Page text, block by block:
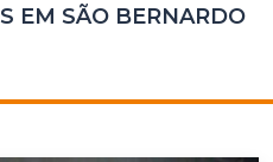
EM SÃO BERNARDO